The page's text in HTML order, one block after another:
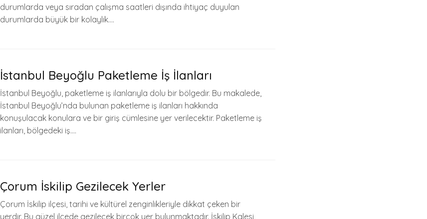
durumlarda veya sıradan çalışma saatleri dışında ihtiyaç duyulan
durumlarda büyük bir kolaylık….
İstanbul Beyoğlu Paketleme İş İlanları
İstanbul Beyoğlu, paketleme iş ilanlarıyla dolu bir bölgedir. Bu makalede,
İstanbul Beyoğlu’nda bulunan paketleme iş ilanları hakkında
konuşulacak konulara ve bir giriş cümlesine yer verilecektir. Paketleme iş
ilanları, bölgedeki iş….
Çorum İskilip Gezilecek Yerler
Çorum İskilip ilçesi, tarihi ve kültürel zenginlikleriyle dikkat çeken bir
yerdir. Bu güzel ilçede gezilecek birçok yer bulunmaktadır. İskilip Kalesi,